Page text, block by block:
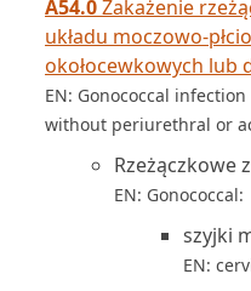
A54.0Zakażenie
układu moczowo-
okołocewkowych lub
EN: Gonococcal
without periurethral or
Rzeżączkowe
EN: Gonococcal:
szyjki
EN: